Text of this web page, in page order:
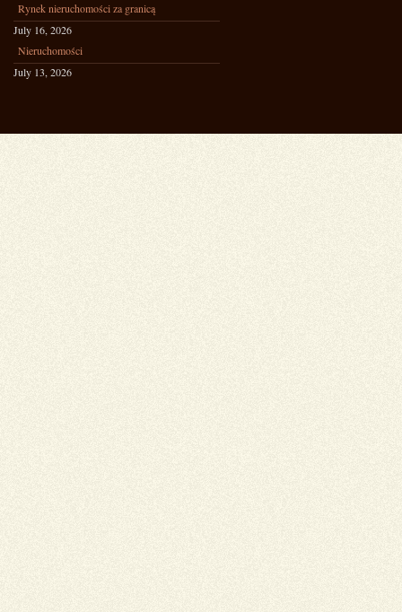
Rynek nieruchomości za granicą
July 16, 2026
Nieruchomości
July 13, 2026